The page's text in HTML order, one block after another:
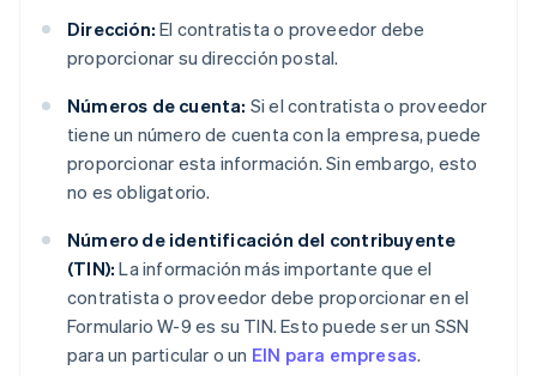
Dirección: El contratista o proveedor debe
proporcionar su dirección postal.
Números de cuenta: Si el contratista o proveedor
tiene un número de cuenta con la empresa, puede
proporcionar esta información. Sin embargo, esto
no es obligatorio.
Número de identificación del contribuyente
(TIN): La información más importante que el
contratista o proveedor debe proporcionar en el
Formulario W-9 es su TIN. Esto puede ser un SSN
para un particular o un EIN para empresas.